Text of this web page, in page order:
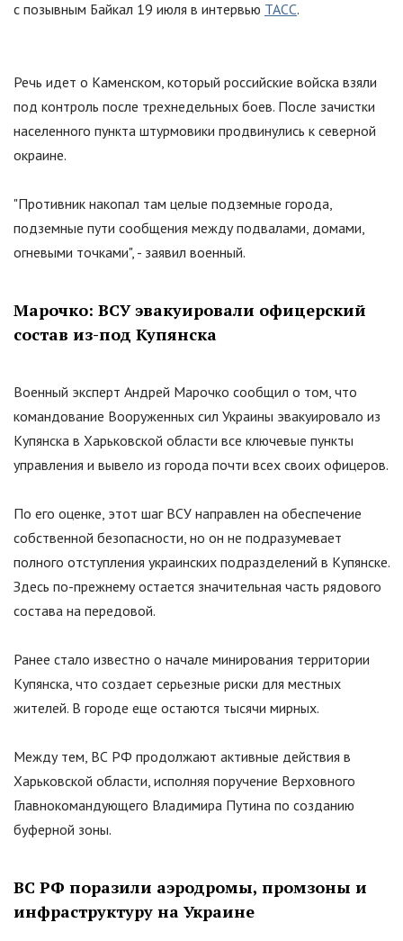
с позывным Байкал 19 июля в интервью ТАСС.
Речь идет о Каменском, который российские войска взяли
под контроль после трехнедельных боев. После зачистки
населенного пункта штурмовики продвинулись к северной
окраине.
"Противник накопал там целые подземные города,
подземные пути сообщения между подвалами, домами,
огневыми точками", - заявил военный.
Марочко: ВСУ эвакуировали офицерский
состав из-под Купянска
Военный эксперт Андрей Марочко сообщил о том, что
командование Вооруженных сил Украины эвакуировало из
Купянска в Харьковской области все ключевые пункты
управления и вывело из города почти всех своих офицеров.
По его оценке, этот шаг ВСУ направлен на обеспечение
собственной безопасности, но он не подразумевает
полного отступления украинских подразделений в Купянске.
Здесь по-прежнему остается значительная часть рядового
состава на передовой.
Ранее стало известно о начале минирования территории
Купянска, что создает серьезные риски для местных
жителей. В городе еще остаются тысячи мирных.
Между тем, ВС РФ продолжают активные действия в
Харьковской области, исполняя поручение Верховного
Главнокомандующего Владимира Путина по созданию
буферной зоны.
ВС РФ поразили аэродромы, промзоны и
инфраструктуру на Украине